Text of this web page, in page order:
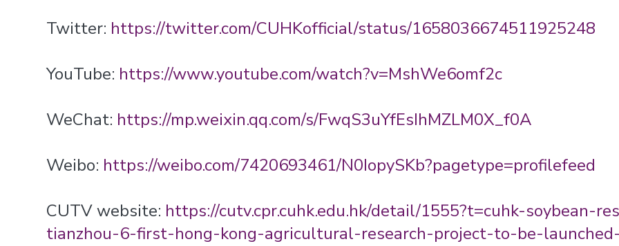
Twitter: https://twitter.com/CUHKofficial/status/1658036674511925248
YouTube: https://www.youtube.com/watch?v=MshWe6omf2c
WeChat: https://mp.weixin.qq.com/s/FwqS3uYfEsIhMZLM0X_f0A
Weibo: https://weibo.com/7420693461/N0IopySKb?pagetype=profilefeed
CUTV website: https://cutv.cpr.cuhk.edu.hk/detail/1555?t=cuhk-soybean-
tianzhou-6-first-hong-kong-agricultural-research-project-to-be-